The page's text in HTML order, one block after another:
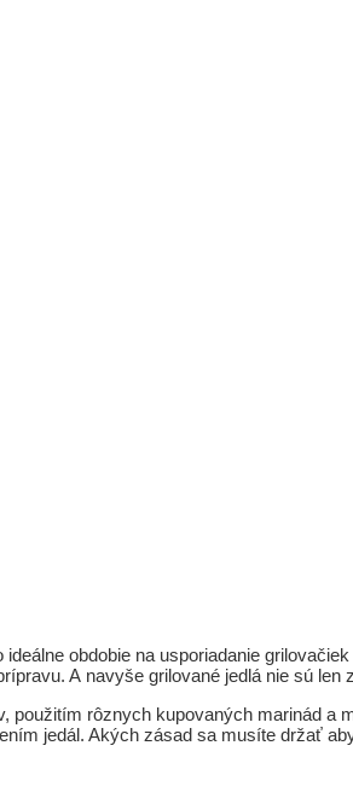
obdobie na usporiadanie
A navyše grilované jedlá nie sú len
rôznych kupovaných marinád a
jedál. Akých zásad sa musíte držať